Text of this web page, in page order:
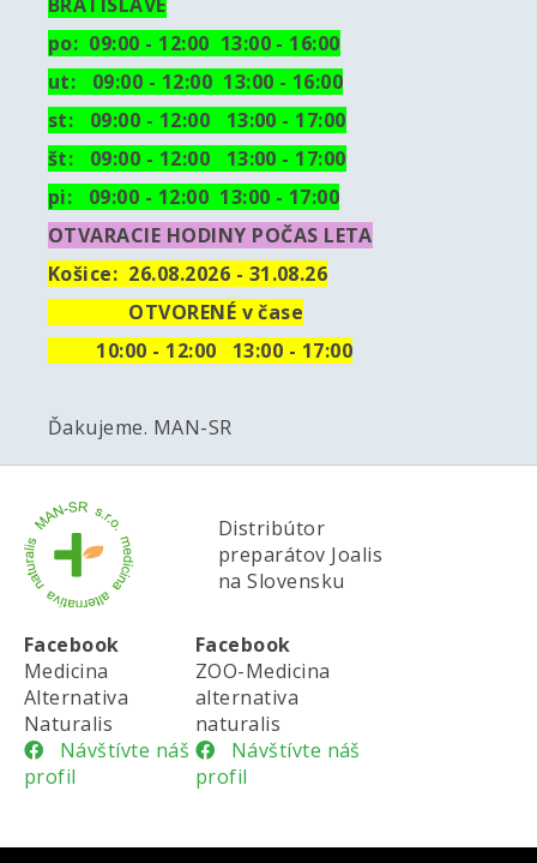
po: 09:00 - 12:00 13:00 - 16:00
ut: 09:00 - 12:00 13:00 - 16:00
st: 09:00 - 12:00 13:00 - 17:00
št: 09:00 - 12:00 13:00 - 17:00
pi: 09:00 - 12:00 13:00 - 17:00
OTVARACIE HODINY POČAS LETA
Košice: 26.08.2026 - 31.08.26
OTVORENÉ v čase
10:00 - 12:00 13:00 - 17:00
Ďakujeme. MAN-SR
Distribútor
preparátov Joalis
na Slovensku
Facebook
Medicina
Alternativa
Naturalis
Návštívte náš
profil
Facebook
ZOO-Medicina
alternativa
naturalis
Návštívte náš
profil